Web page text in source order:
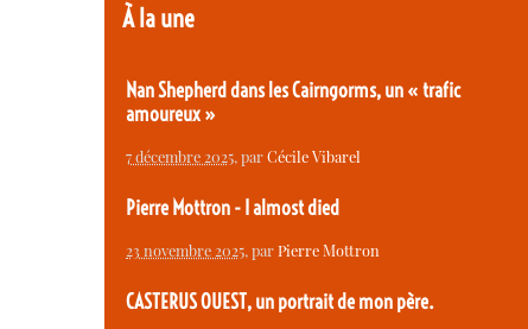
À la une
Nan Shepherd dans les Cairngorms, un « trafic
amoureux »
7 décembre 2025, parCécile Vibarel
Pierre Mottron - I almost died
23 novembre 2025, parPierre Mottron
CASTERUS OUEST, un portrait de mon père.